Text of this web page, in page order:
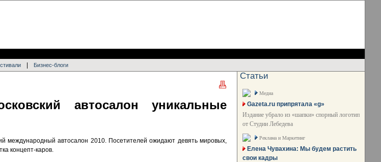
Бизнес-блоги
автосалон уникальные
международный автосалон 2010. Посетителей ожидают девять мировых,
концепт-каров.
Статьи
Медиа
Gazeta.ru припрятала «g»
Издание убрало из «шапки» спорный логотип
от Студии Лебедева
Реклама и Маркетинг
Елена Чувахина: Мы будем растить
свои кадры